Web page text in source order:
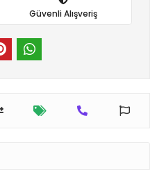
Güvenli Alışveriş